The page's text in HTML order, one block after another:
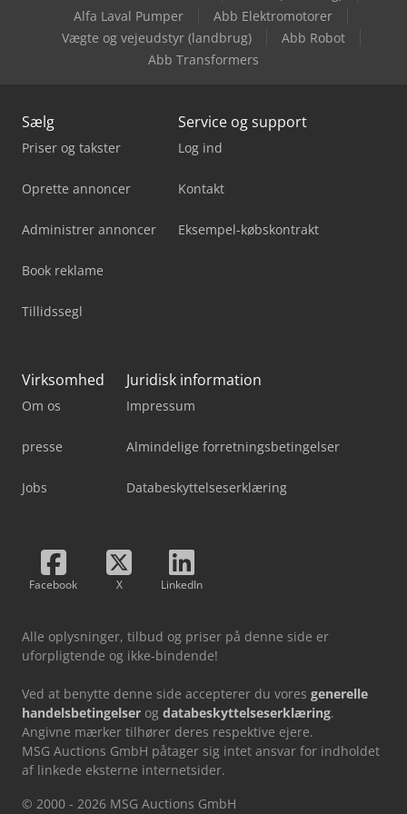
Linde P60
Alfa Laval Pumper
Abb Elektromotorer
Vægte og vejeudstyr (landbrug)
Abb Robot
Abb Transformers
Sælg
Priser og takster
Oprette annoncer
Administrer annoncer
Book reklame
Tillidssegl
Service og support
Log ind
Kontakt
Eksempel-købskontrakt
Virksomhed
Om os
presse
Jobs
Juridisk information
Impressum
Almindelige forretningsbetingelser
Databeskyttelseserklæring
Facebook X LinkedIn
Alle oplysninger, tilbud og priser på denne side er
uforpligtende og ikke-bindende!
Ved at benytte denne side accepterer du vores generelle
handelsbetingelser og databeskyttelseserklæring.
Angivne mærker tilhører deres respektive ejere.
MSG Auctions GmbH påtager sig intet ansvar for indholdet
af linkede eksterne internetsider.
© 2000 - 2026 MSG Auctions GmbH